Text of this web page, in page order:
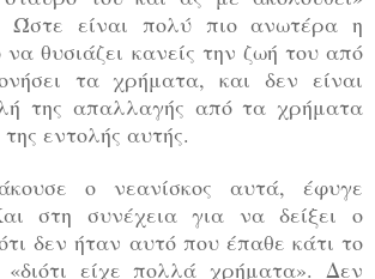
είναι πολύ πιο ανωτέρα η
θυσιάζει κανείς την ζωή του από
τα χρήματα, και δεν είναι
της απαλλαγής από τα χρήματα
εντολής αυτής.
ο νεανίσκος αυτά, έφυγε
στη συνέχεια για να δείξει ο
δεν ήταν αυτό που έπαθε κάτι το
«διότι είχε πολλά χρήματα». Δεν